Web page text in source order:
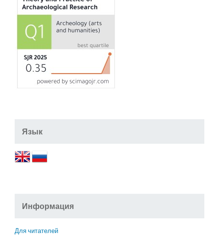
Язык
Информация
Для читателей